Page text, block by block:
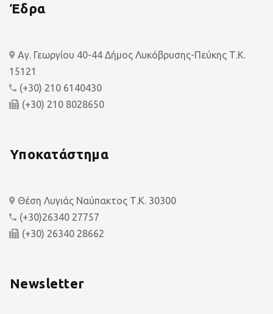
Έδρα
Αγ. Γεωργίου 40-44 Δήμος Λυκόβρυσης-Πεύκης Τ.Κ.
15121
(+30) 210 6140430
(+30) 210 8028650
Υποκατάστημα
Θέση Λυγιάς Ναύπακτος Τ.Κ. 30300
(+30)26340 27757
(+30) 26340 28662
Newsletter